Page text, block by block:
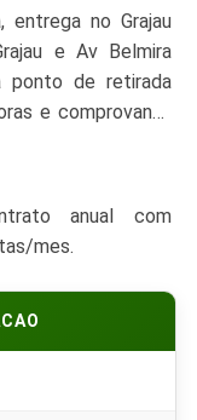
entrega no Grajau
e Av Belmira
ponto de retirada
e comprovante
anual com
mes.